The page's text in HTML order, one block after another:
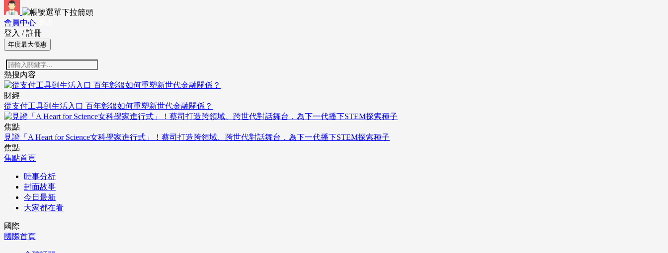
會員中心
登入 / 註冊
年度最大優惠
熱搜內容
財經
從支付工具到生活入口 百年彰銀如何重塑新世代金融關係？
焦點
見證「A Heart for Science女科學家進行式」！蔡司打造跨領域、跨世代對話舞台，為下一代播下STEM探索種子
焦點
焦點首頁
時事分析
封面故事
今日最新
大家都在看
國際
國際首頁